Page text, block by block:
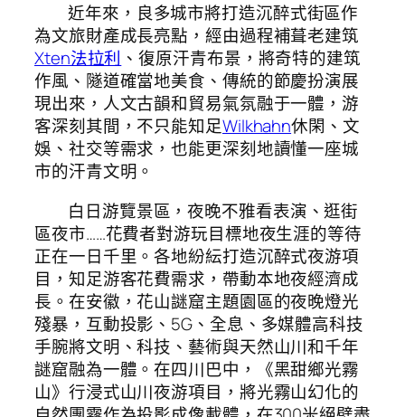
近年來，良多城市將打造沉醉式街區作
為文旅財產成長亮點，經由過程補葺老建筑
Xten法拉利 、復原汗青布景，將奇特的建筑
作風、隧道確當地美食、傳統的節慶扮演展
現出來，人文古韻和貿易氣氛融于一體，游
客深刻其間，不只能知足Wilkhahn休閑、文
娛、社交等需求，也能更深刻地讀懂一座城
市的汗青文明。
白日游覽景區，夜晚不雅看表演、逛街
區夜市……花費者對游玩目標地夜生涯的等待
正在一日千里。各地紛紜打造沉醉式夜游項
目，知足游客花費需求，帶動本地夜經濟成
長。在安徽，花山謎窟主題園區的夜晚燈光
殘暴，互動投影、5G、全息、多媒體高科技
手腕將文明、科技、藝術與天然山川和千年
謎窟融為一體。在四川巴中，《黑甜鄉光霧
山》行浸式山川夜游項目，將光霧山幻化的